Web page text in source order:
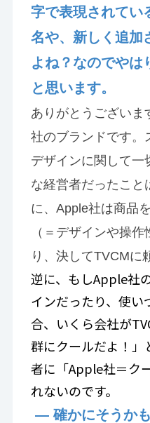
字で表現されてい
名や、新しく追加
よね？なのでやは
と思います。
ありがとうございま
社のブランドです。
デザインに関して一
な経営者だったこと
に、Apple社は商品
（＝デザインや操
り、決してTVCMに
逆に、もしApple社
インだったり、使
合、いくら会社が
群にクールだよ！」
者に「Apple社＝ク
れないのです。
— 確かにそうか